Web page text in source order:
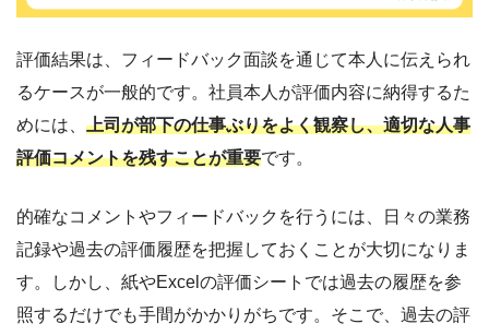
評価結果は、フィードバック面談を通じて本人に伝えられ
るケースが一般的です。社員本人が評価内容に納得するた
めには、 上司が部下の仕事ぶりをよく観察し、適切な人事
評価コメントを残すことが重要です。
的確なコメントやフィードバックを行うには、日々の業務
記録や過去の評価履歴を把握しておくことが大切になりま
す。しかし、紙やExcelの評価シートでは過去の履歴を参
照するだけでも手間がかかりがちです。そこで、過去の評